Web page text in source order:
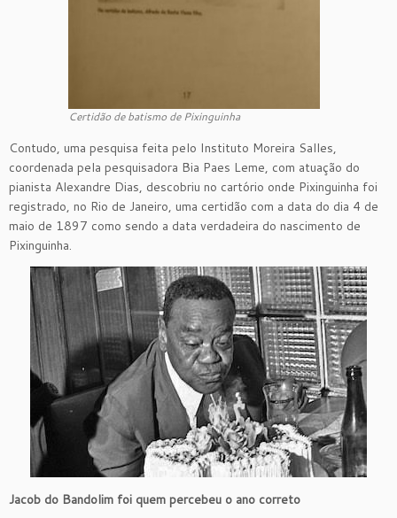
Certidão de batismo de Pixinguinha
Contudo, uma pesquisa feita pelo Instituto Moreira Salles,
coordenada pela pesquisadora Bia Paes Leme, com atuação do
pianista Alexandre Dias, descobriu no cartório onde Pixinguinha foi
registrado, no Rio de Janeiro, uma certidão com a data do dia 4 de
maio de 1897 como sendo a data verdadeira do nascimento de
Pixinguinha.
Jacob do Bandolim foi quem percebeu o ano correto